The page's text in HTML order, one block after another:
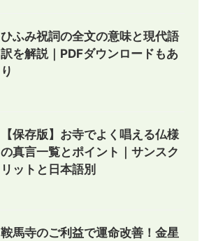
ひふみ祝詞の全文の意味と現代語
訳を解説｜PDFダウンロードもあ
り
【保存版】お寺でよく唱える仏様
の真言一覧とポイント｜サンスク
リットと日本語別
鞍馬寺のご利益で運命改善！金星